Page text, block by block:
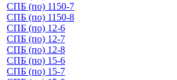
СПБ (по) 1150-7
СПБ (по) 1150-8
СПБ (по) 12-6
СПБ (по) 12-7
СПБ (по) 12-8
СПБ (по) 15-6
СПБ (по) 15-7